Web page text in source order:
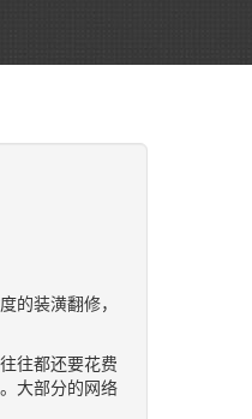
的装潢翻修，
往都还要花费
大部分的网络